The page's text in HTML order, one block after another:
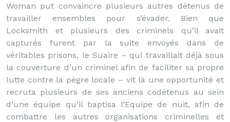
Woman put convaincre plusieurs autres détenus de
travailler ensembles pour s’évader. Bien que
Locksmith et plusieurs des criminels qu’il avait
capturés furent par la suite envoyés dans de
véritables prisons, le Suaire – qui travaillait déjà sous
la couverture d’un criminel afin de faciliter sa propre
lutte contre la pègre locale – vit là une opportunité et
recruta plusieurs de ses anciens codétenus au sein
d’une équipe qu’il baptisa l’Equipe de nuit, afin de
combattre les autres organisations criminelles et